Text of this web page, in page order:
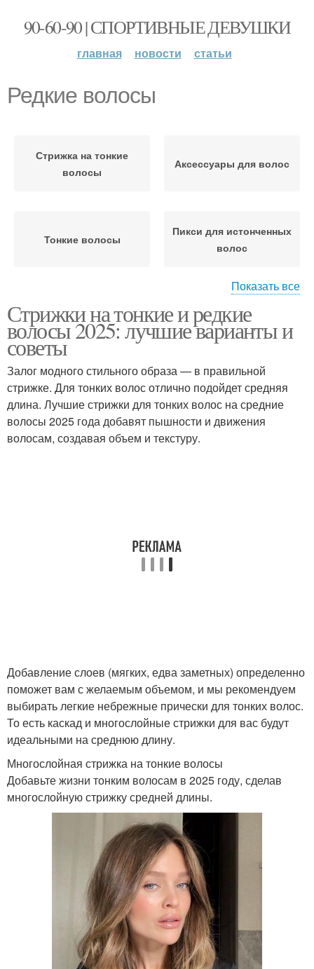
90-60-90 | СПОРТИВНЫЕ ДЕВУШКИ
главная новости статьи
Редкие волосы
Стрижка на тонкие
волосы
Аксессуары для волос
Тонкие волосы
Пикси для истонченных
волос
волос
тонких волос
Прически для
вьющихся волос
Рекомендации для
вьющихся волос
Волос при проведении
Прически на редкие
волосы
Прически для редких
волос
Средние волосы
Прически на жидкие
волосы
Прическа для тонких
Уход за волосами
Маски для волос Волос в аптеке
Показать все
Стрижки на тонкие и редкие
волосы 2025: лучшие варианты и
советы
Залог модного стильного образа — в правильной
стрижке. Для тонких волос отлично подойдет средняя
длина. Лучшие стрижки для тонких волос на средние
волосы 2025 года добавят пышности и движения
волосам, создавая объем и текстуру.
Добавление слоев (мягких, едва заметных) определенно
поможет вам с желаемым объемом, и мы рекомендуем
выбирать легкие небрежные прически для тонких волос.
То есть каскад и многослойные стрижки для вас будут
идеальными на среднюю длину.
Многослойная стрижка на тонкие волосы
Добавьте жизни тонким волосам в 2025 году, сделав
многослойную стрижку средней длины.